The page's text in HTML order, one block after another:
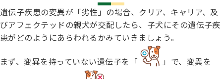
遺伝子疾患の変異が「劣性」の場合、クリア、キャリア、及
びアフェクテッドの親犬が交配したら、子犬にその遺伝子疾
患がどのようにあらわれるかみていきましょう。
まず、変異を持っていない遺伝子を「 」で、変異を